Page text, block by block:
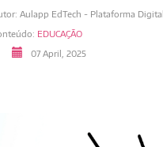
Aulapp EdTech - Plataforma
EDUCAÇÃO
07 April, 2025